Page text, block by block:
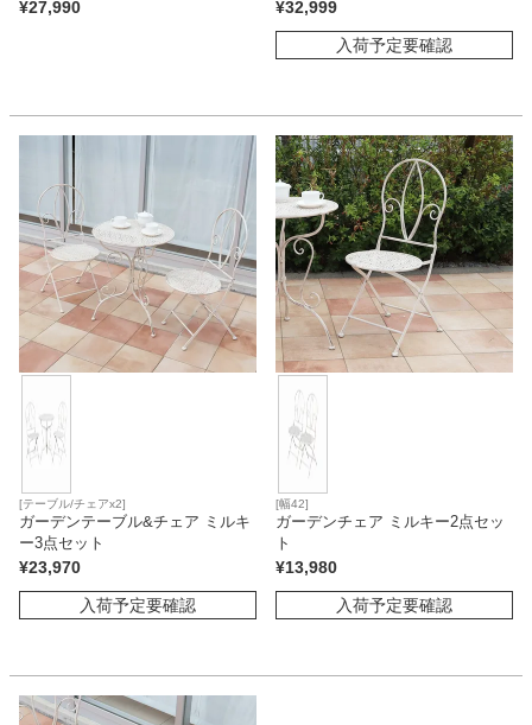
食器棚・キッチン収納
ベッド
収納家具
¥27,990 ¥32,999
入荷予定要確認
[テーブル/チェアx2]
ガーデンテーブル&チェア ミルキ
ー3点セット
¥23,970
入荷予定要確認
[幅42]
ガーデンチェア ミルキー2点セッ
ト
¥13,980
入荷予定要確認